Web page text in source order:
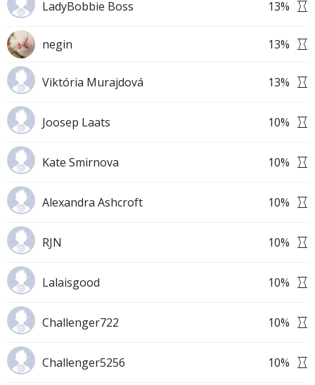
LadyBobbie Boss 13%
negin 13%
Viktória Murajdová 13%
Joosep Laats 10%
Kate Smirnova 10%
Alexandra Ashcroft 10%
RJN 10%
Lalaisgood 10%
Challenger722 10%
Challenger5256 10%